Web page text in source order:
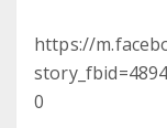
https://
0